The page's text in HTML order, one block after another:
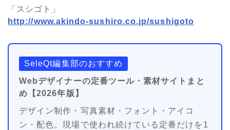
「スシゴト」
http://www.akindo-sushiro.co.jp/sushigoto
SeleQt編集部のおすすめ
Webデザイナーの定番ツール・素材サイトまと
め【2026年版】
デザイン制作・写真素材・フォント・アイコ
ン・配色。現場で使われ続けている定番だけを1